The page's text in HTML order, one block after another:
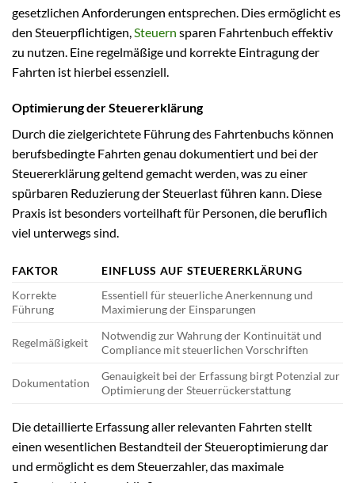
gesetzlichen Anforderungen entsprechen. Dies ermöglicht es
den Steuerpflichtigen, Steuern sparen Fahrtenbuch effektiv
zu nutzen. Eine regelmäßige und korrekte Eintragung der
Fahrten ist hierbei essenziell.
Optimierung der Steuererklärung
Durch die zielgerichtete Führung des Fahrtenbuchs können
berufsbedingte Fahrten genau dokumentiert und bei der
Steuererklärung geltend gemacht werden, was zu einer
spürbaren Reduzierung der Steuerlast führen kann. Diese
Praxis ist besonders vorteilhaft für Personen, die beruflich
viel unterwegs sind.
FAKTOR
EINFLUSS AUF STEUERERKLÄRUNG
Korrekte
Führung
Essentiell für steuerliche Anerkennung und
Maximierung der Einsparungen
Regelmäßigkeit
Notwendig zur Wahrung der Kontinuität und
Compliance mit steuerlichen Vorschriften
Dokumentation
Genauigkeit bei der Erfassung birgt Potenzial zur
Optimierung der Steuerrückerstattung
Die detaillierte Erfassung aller relevanten Fahrten stellt
einen wesentlichen Bestandteil der Steueroptimierung dar
und ermöglicht es dem Steuerzahler, das maximale